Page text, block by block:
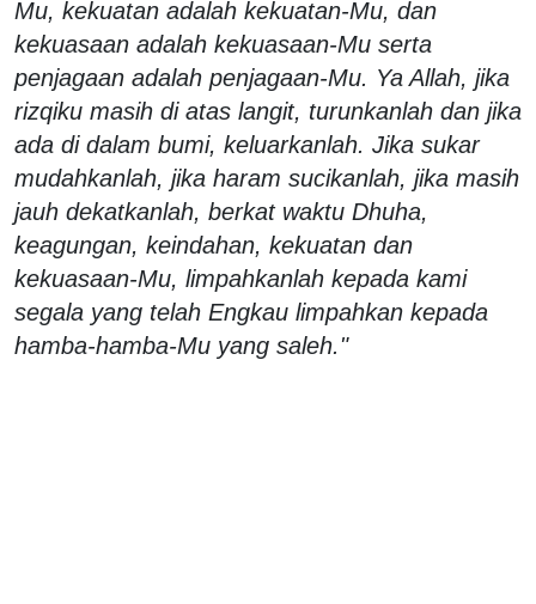
Mu, kekuatan adalah kekuatan-Mu, dan
kekuasaan adalah kekuasaan-Mu serta
penjagaan adalah penjagaan-Mu. Ya Allah, jika
rizqiku masih di atas langit, turunkanlah dan jika
ada di dalam bumi, keluarkanlah. Jika sukar
mudahkanlah, jika haram sucikanlah, jika masih
jauh dekatkanlah, berkat waktu Dhuha,
keagungan, keindahan, kekuatan dan
kekuasaan-Mu, limpahkanlah kepada kami
segala yang telah Engkau limpahkan kepada
hamba-hamba-Mu yang saleh."